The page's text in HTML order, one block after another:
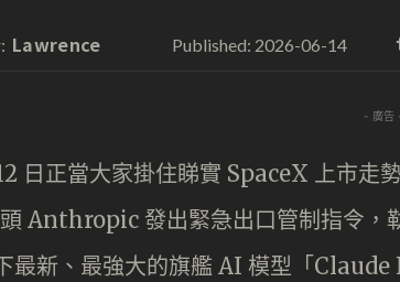
Lawrence Published: 2026-06-14
- 廣告
日正當大家掛住睇實 SpaceX 上市走
Anthropic 發出緊急出口管制指令，
最新、最強大的旗艦 AI 模型「